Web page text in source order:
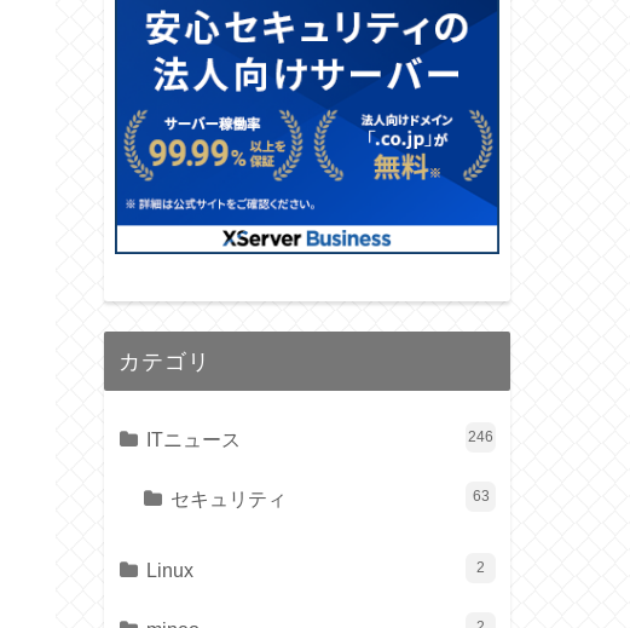
カテゴリ
ITニュース 246
セキュリティ 63
Linux 2